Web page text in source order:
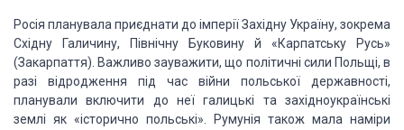
Росія планувала приєднати до імперії Західну Україну, зокрема
Східну Галичину, Північну Буковину й «Карпатську Русь»
(Закарпаття). Важливо зауважити, що політичні сили Польщі, в
разі відродження під час війни польської державності,
планували включити до неї галицькі та західноукраїнські
землі як «історично польські». Румунія також мала наміри